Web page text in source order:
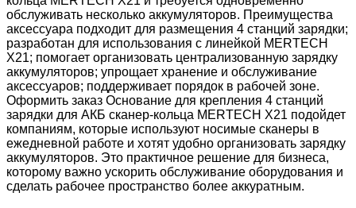
обслуживать несколько аккумуляторов. Преимущества
аксессуара подходит для размещения 4 станций зарядки;
разработан для использования с линейкой MERTECH
X21; помогает организовать централизованную зарядку
аккумуляторов; упрощает хранение и обслуживание
аксессуаров; поддерживает порядок в рабочей зоне.
Оформить заказ Основание для крепления 4 станций
зарядки для АКБ сканер-кольца MERTECH X21 подойдет
компаниям, которые используют носимые сканеры в
ежедневной работе и хотят удобно организовать зарядку
аккумуляторов. Это практичное решение для бизнеса,
которому важно ускорить обслуживание оборудования и
сделать рабочее пространство более аккуратным.